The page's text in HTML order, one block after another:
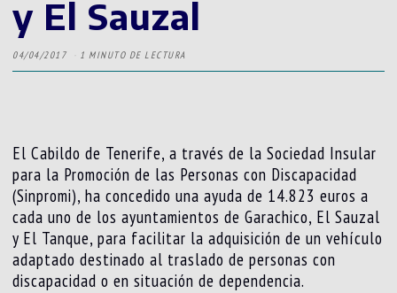
y El Sauzal
04/04/2017 1 MINUTO DE LECTURA
El Cabildo de Tenerife, a través de la Sociedad Insular
para la Promoción de las Personas con Discapacidad
(Sinpromi), ha concedido una ayuda de 14.823 euros a
cada uno de los ayuntamientos de Garachico, El Sauzal
y El Tanque, para facilitar la adquisición de un vehículo
adaptado destinado al traslado de personas con
discapacidad o en situación de dependencia.